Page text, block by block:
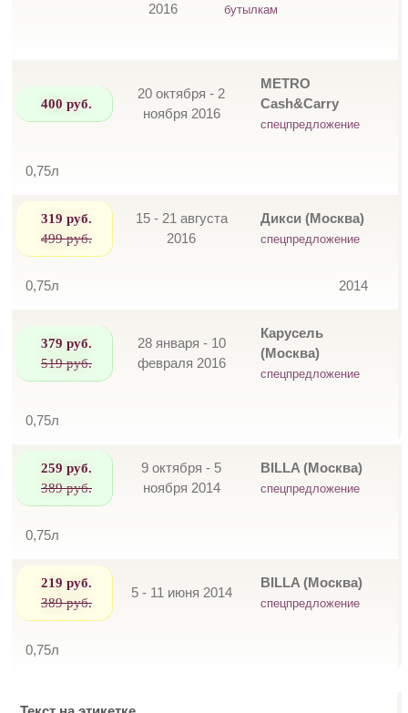
2016
бутылкам
400 руб.
20 октября - 2
ноября 2016
METRO
Cash&Carry
спецпредложение
0,75л
319 руб.
499 руб.
15 - 21 августа
2016
Дикси (Москва)
спецпредложение
0,75л 2014
379 руб.
519 руб.
28 января - 10
февраля 2016
Карусель
(Москва)
спецпредложение
0,75л
259 руб.
389 руб.
9 октября - 5
ноября 2014
BILLA (Москва)
спецпредложение
0,75л
219 руб.
389 руб.
5 - 11 июня 2014
BILLA (Москва)
спецпредложение
0,75л